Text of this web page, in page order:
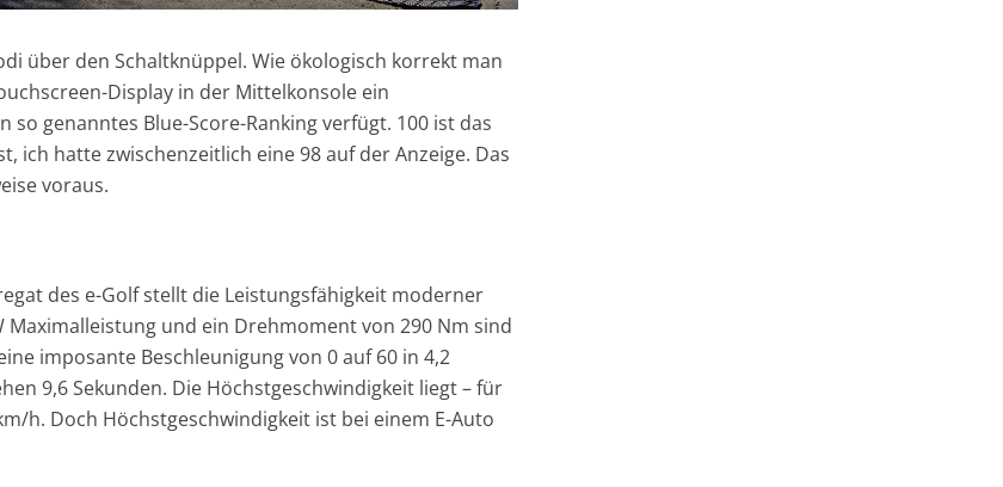
über den Schaltknüppel. Wie ökologisch korrekt man
Display in der Mittelkonsole ein
so genanntes Blue-Score-Ranking verfügt. 100 ist das
ich hatte zwischenzeitlich eine 98 auf der Anzeige. Das
voraus.
des e-Golf stellt die Leistungsfähigkeit moderner
Maximalleistung und ein Drehmoment von 290 Nm sind
imposante Beschleunigung von 0 auf 60 in 4,2
9,6 Sekunden. Die Höchstgeschwindigkeit liegt – für
h. Doch Höchstgeschwindigkeit ist bei einem E-Auto